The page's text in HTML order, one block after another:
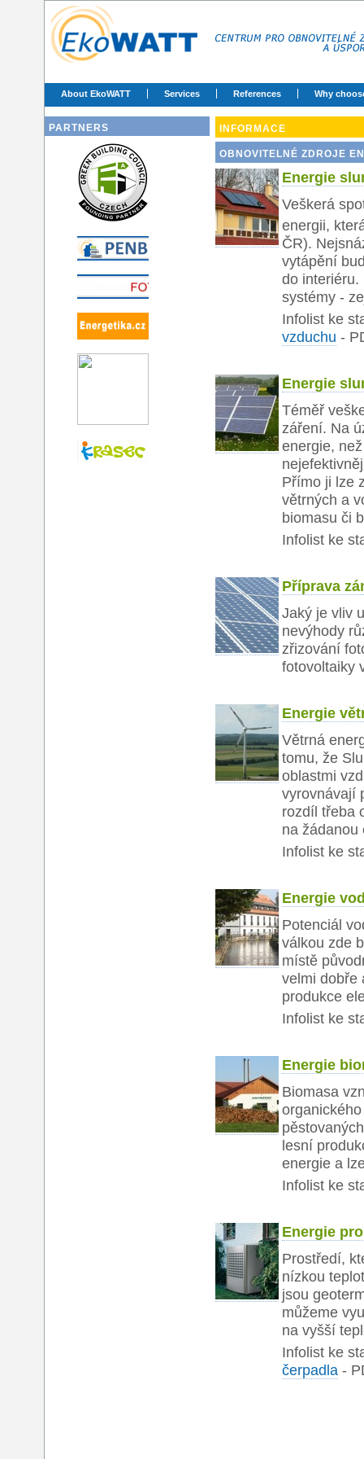
About EkoWATT Services References Why
PARTNERS INFORMACE
OBNOVITELNÉ ZDROJE
Energie
Veškerá
energii,
ČR).
vytápění
do interiéru.
systémy -
Infolist ke
vzduchu -
Energie
Téměř
záření. Na
energie,
Přímo ji lze
větrných a
biomasu či
Infolist ke
Příprava
Jaký je vliv
nevýhody
zřizování
fotovoltaiky
Energie
Větrná
tomu, že
oblastmi
vyrovnávají
rozdíl třeba
na žádanou
Infolist ke
Energie
Potenciál
válkou zde
místě
velmi dobře
produkce
Infolist ke
Energie
Biomasa
lesní
energie a
Infolist ke
Energie
Prostředí,
nízkou
jsou
můžeme
na vyšší
Infolist ke
čerpadla -